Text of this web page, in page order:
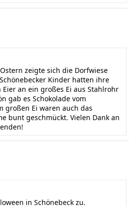
zeigte sich die Dorfwiese
Kinder hatten ihre
an ein großes Ei aus Stahlrohr
gab es Schokolade vom
großen Ei waren auch das
bunt geschmückt. Vielen Dank an
in Schönebeck zu.